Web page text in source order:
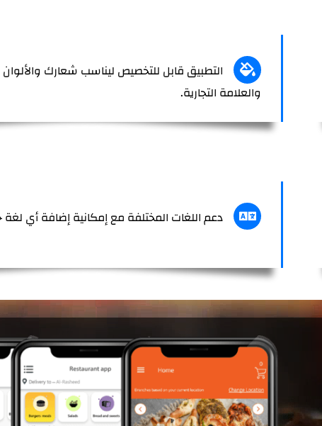
التطبيق قابل للتخصيص ليناسب شعارك
والعلامة التجارية.
دعم اللغات المختلفة مع إمكانية